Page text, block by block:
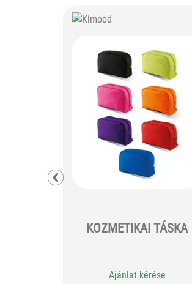
KOZMETIKAI TÁSKA
Ajánlat kérése